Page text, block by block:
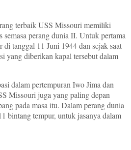
terbaik USS Missouri memiliki
semasa perang dunia II. Untuk pertama
tanggal 11 Juni 1944 dan sejak saat
yang diberikan kapal tersebut dalam
dalam pertempuran Iwo Jima dan
Missouri juga yang paling depan
pada masa itu. Dalam perang dunia
bintang tempur, untuk jasanya dalam